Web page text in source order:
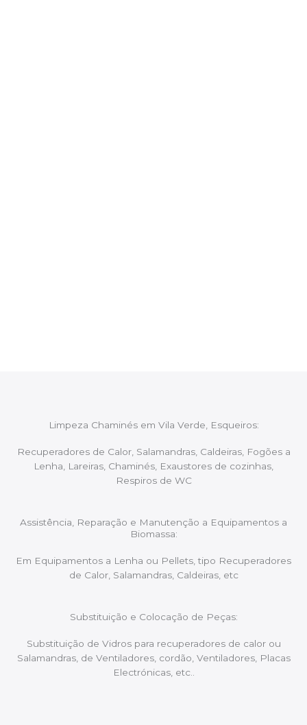
Limpeza Chaminés em Vila Verde, Esqueiros:
Recuperadores de Calor, Salamandras, Caldeiras, Fogões a
Lenha, Lareiras, Chaminés, Exaustores de cozinhas,
Respiros de WC
Assistência, Reparação e Manutenção a Equipamentos a
Biomassa:
Em Equipamentos a Lenha ou Pellets, tipo Recuperadores
de Calor, Salamandras, Caldeiras, etc
Substituição e Colocação de Peças:
Substituição de Vidros para recuperadores de calor ou
Salamandras, de Ventiladores, cordão, Ventiladores, Placas
Electrónicas, etc..